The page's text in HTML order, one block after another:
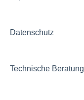
Datenschutz
Technische Beratung